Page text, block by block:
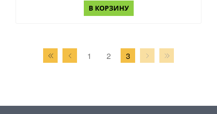
В КОРЗИНУ
1 2 3